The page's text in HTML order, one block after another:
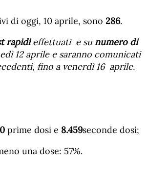
di oggi, 10 aprile, sono 286.
rapidi effettuati e su numero di
12aprile e saranno comunicati
fino a venerdì 16aprile.
prime dosi e 8.459seconde dosi;
una dose: 57%.